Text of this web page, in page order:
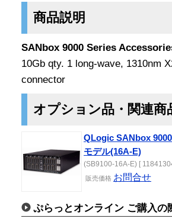
商品説明
SANbox 9000 Series
10Gb qty. 1 long-wave, 1310nm
connector
オプション品・関連商
QLogic SANbox
モデル(16A-E)
(SB9100-16A-E) [
販売価格 お問合せ
ぷらっとオンライン ご購入の